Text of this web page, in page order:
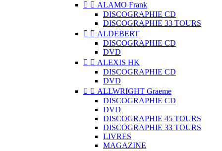
  ALAMO Frank
DISCOGRAPHIE CD
DISCOGRAPHIE 33 TOURS
  ALDEBERT
DISCOGRAPHIE CD
DVD
  ALEXIS HK
DISCOGRAPHIE CD
DVD
  ALLWRIGHT Graeme
DISCOGRAPHIE CD
DVD
DISCOGRAPHIE 45 TOURS
DISCOGRAPHIE 33 TOURS
LIVRES
MAGAZINE